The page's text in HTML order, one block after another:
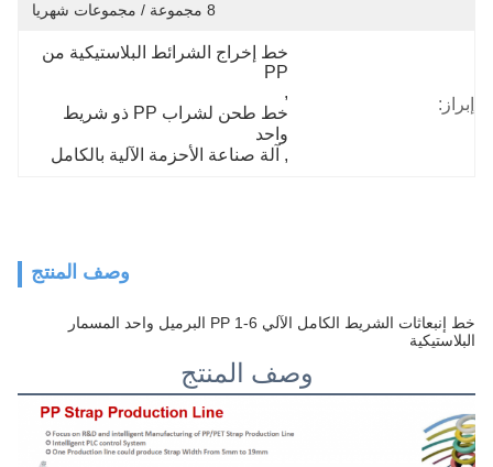
8 مجموعة / مجموعات شهريا
إبراز:
PP
,
واحد
, آلة صناعة الأحزمة الآلية بالكامل
وصف المنتج
خط إنبعاثات الشريط الكامل الآلي PP 1-6 البرميل واحد المسمار
البلاستيكية
وصف المنتج